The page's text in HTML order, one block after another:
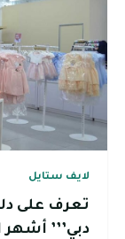
لايف ستايل
تعرف على
دبي’’’ أشهر